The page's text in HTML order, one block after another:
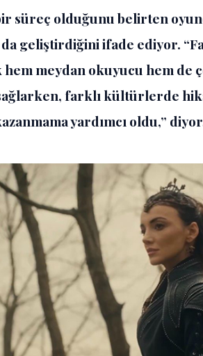
süreç olduğunu belirten
da geliştirdiğini ifade ediyor.
meydan okuyucu hem de
farklı kültürlerde
yardımcı oldu,”